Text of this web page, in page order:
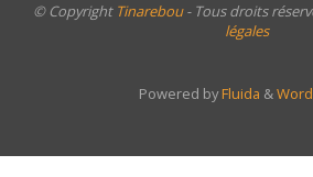
© Copyright Tinarebou- Tous droits
légales
Powered byFluida &